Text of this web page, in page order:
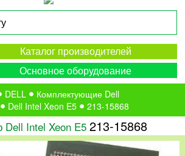
Каталог производителей
Основное оборудование
DELL
Комплектующие Dell
Dell Intel Xeon E5 213-15868
Dell Intel Xeon E5 213-15868